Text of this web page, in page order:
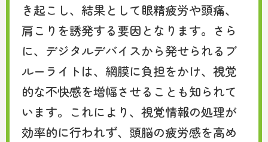
き起こし、結果として眼精疲労や頭痛、
肩こりを誘発する要因となります。さら
に、デジタルデバイスから発せられるブ
ルーライトは、網膜に負担をかけ、視覚
的な不快感を増幅させることも知られて
います。これにより、視覚情報の処理が
効率的に行われず、頭脳の疲労感を高め